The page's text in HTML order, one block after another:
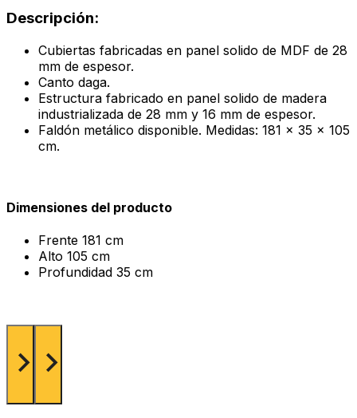
Descripción:
Cubiertas fabricadas en panel solido de MDF de 28
mm de espesor.
Canto daga.
Estructura fabricado en panel solido de madera
industrializada de 28 mm y 16 mm de espesor.
Faldón metálico disponible. Medidas: 181 x 35 x 105
cm.
Dimensiones del producto
Frente 181 cm
Alto 105 cm
Profundidad 35 cm